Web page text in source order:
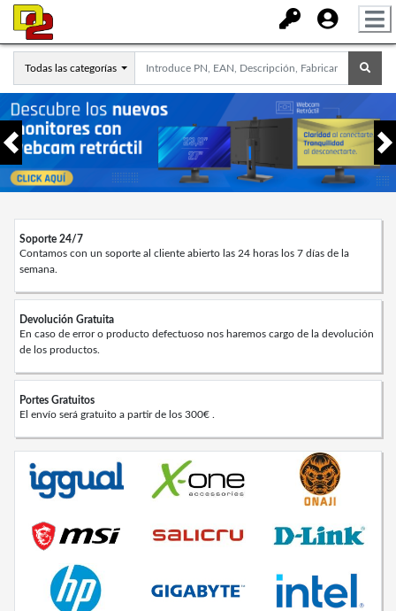
Todas las categorías
Anterior
Soporte 24/7
Contamos con un soporte al cliente abierto las 24 horas los 7 días de la
semana.
Devolución Gratuita
En caso de error o producto defectuoso nos haremos cargo de la devolución
de los productos.
Portes Gratuitos
El envío será gratuito a partir de los 300€ .